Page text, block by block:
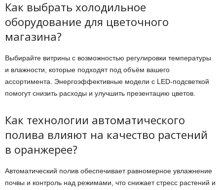
Как выбрать холодильное
оборудование для цветочного
магазина?
Выбирайте витрины с возможностью регулировки температуры
и влажности, которые подходят под объём вашего
ассортимента. Энергоэффективные модели с LED-подсветкой
помогут снизить расходы и улучшить презентацию цветов.
Как технологии автоматического
полива влияют на качество растений
в оранжерее?
Автоматический полив обеспечивает равномерное увлажнение
почвы и контроль над режимами, что снижает стресс растений и